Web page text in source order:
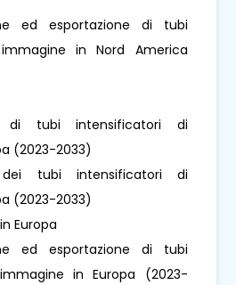
ed esportazione di tubi
in Nord America
di tubi intensificatori di
(2023-2033)
tubi intensificatori di
(2023-2033)
Europa
ed esportazione di tubi
in Europa (2023-